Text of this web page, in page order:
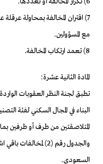
7) اقتران المخالفة بمحاولة
مع المسؤولين.
8) تعمد ارتكاب المخالفة.
المادة الثانية عشرة:
المتلاصقتين من طرف أو طرفين بما
والجدول رقم (2)
السعودي.